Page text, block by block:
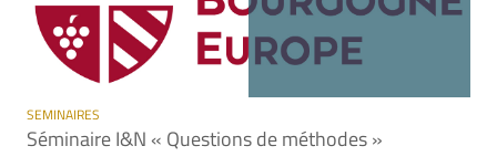
SEMINAIRES
Séminaire I&N « Questions de méthodes »